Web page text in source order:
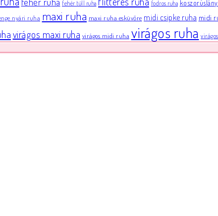
fehér tüll ruha fodros ruha
nyári ruha maxi ruha maxi ruha esküvőre midi csipke ruha midi
virágos maxi ruha virágos midi ruha virágos ruha